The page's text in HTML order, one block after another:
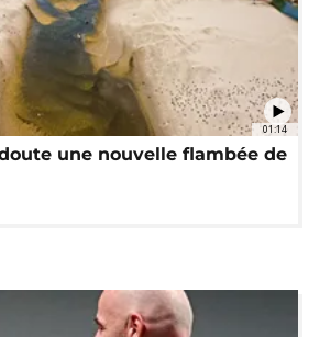
01:14
une nouvelle flambée de